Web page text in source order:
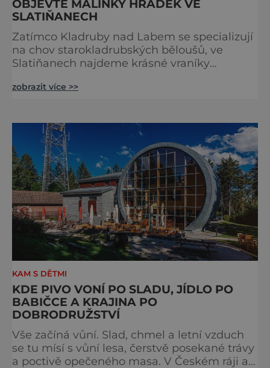
OBJEVTE MALINKÝ HRÁDEK VE
SLATIŇANECH
Zatímco Kladruby nad Labem se specializují
na chov starokladrubských běloušů, ve
Slatiňanech najdeme krásné vraníky
budově zámku se dozvíte více o chovu
některé exponáty připomínají využití koní ve
vojenství, dopravě, honech či dostizích.
[caption id="attachment_74515
zobrazit více >>
KAM S DĚTMI
KDE PIVO VONÍ PO SLADU, JÍDLO PO
BABIČCE A KRAJINA PO
DOBRODRUŽSTVÍ
Vše začíná vůní. Slad, chmel a letní vzduch
se tu mísí s vůní lesa, čerstvě posekané trávy
a poctivě opečeného masa. V Českém ráji a